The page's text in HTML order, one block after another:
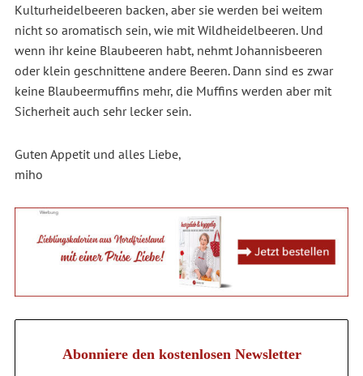
Kulturheidelbeeren backen, aber sie werden bei weitem
nicht so aromatisch sein, wie mit Wildheidelbeeren. Und
wenn ihr keine Blaubeeren habt, nehmt Johannisbeeren
oder klein geschnittene andere Beeren. Dann sind es zwar
keine Blaubeermuffins mehr, die Muffins werden aber mit
Sicherheit auch sehr lecker sein.
Guten Appetit und alles Liebe,
miho
Abonniere den kostenlosen Newsletter